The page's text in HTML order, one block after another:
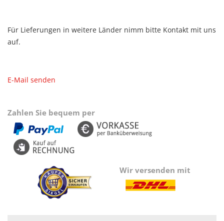
Für Lieferungen in weitere Länder nimm bitte Kontakt mit uns
auf.
E-Mail senden
Zahlen Sie bequem per
Wir versenden mit